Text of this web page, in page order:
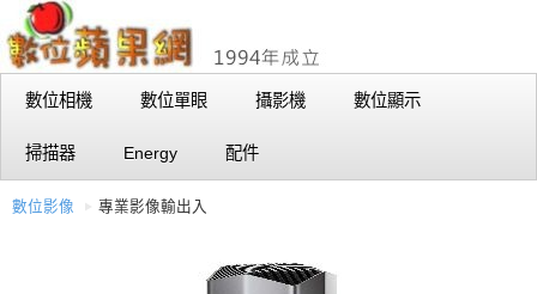
數位相機 數位單眼 攝影機 數位顯示
掃描器 Energy 配件
數位影像 專業影像輸出入